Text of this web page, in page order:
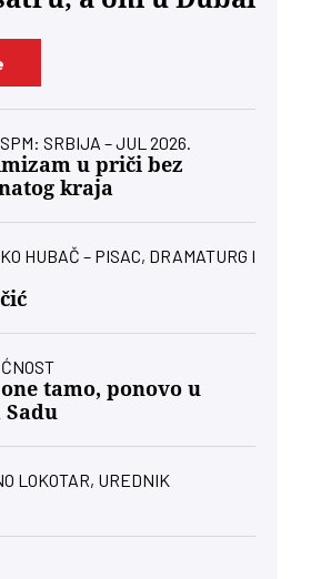
SRBIJA – JUL 2026.
u priči bez
kraja
HUBAČ – PISAC, DRAMATURG I
tamo, ponovo u
LOKOTAR, UREDNIK